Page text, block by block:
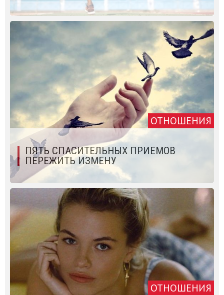
ОТНОШЕНИЯ
ПЯТЬ СПАСИТЕЛЬНЫХ ПРИЕМОВ
ПЕРЕЖИТЬ ИЗМЕНУ
ОТНОШЕНИЯ